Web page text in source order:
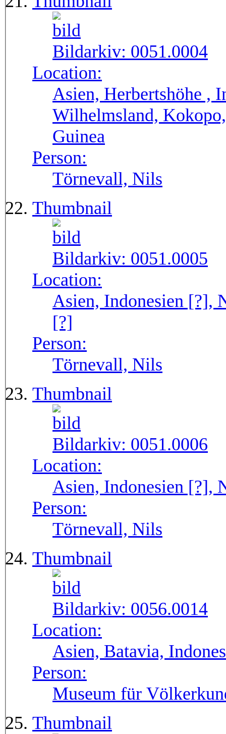
Bildarkiv: 0051.0004
Location:
Asien, Herbertshöhe ,
Wilhelmsland,
Guinea
Person:
Törnevall, Nils
Thumbnail
Bildarkiv: 0051.0005
Location:
Asien, Indonesien [?],
[?]
Person:
Törnevall, Nils
Thumbnail
Bildarkiv: 0051.0006
Location:
Asien, Indonesien [?],
Person:
Törnevall, Nils
Thumbnail
Bildarkiv: 0056.0014
Location:
Asien, Batavia,
Person:
Museum für
Thumbnail